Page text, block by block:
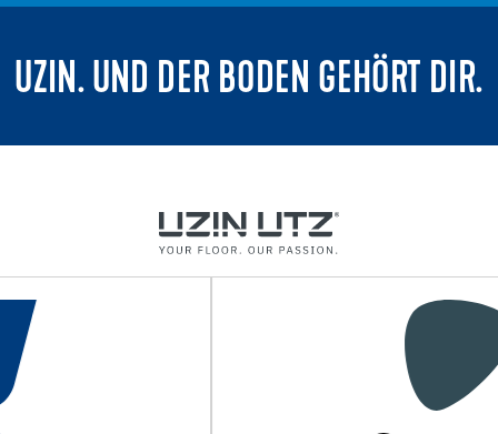
UZIN. UND DER BODEN GEHÖRT DIR.